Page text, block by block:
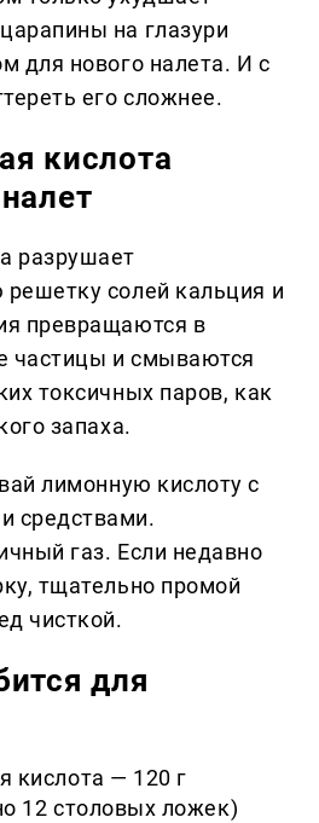
на глазури
для нового налета. И с
его сложнее.
кислота
разрушает
решетку солей кальция и
превращаются в
частицы и смываются
токсичных паров, как
запаха.
лимонную кислоту с
средствами.
газ. Если недавно
тщательно промой
чисткой.
для
кислота — 120 г
12 столовых ложек)